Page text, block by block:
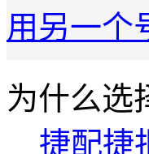
用另一个
为什么选
捷配捷